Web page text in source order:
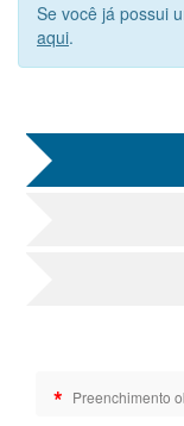
Se você já possui
aqui.
* Preenchimento